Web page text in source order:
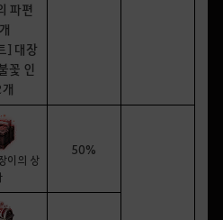
파편
] 대장
꽃 인
이의 상
50%